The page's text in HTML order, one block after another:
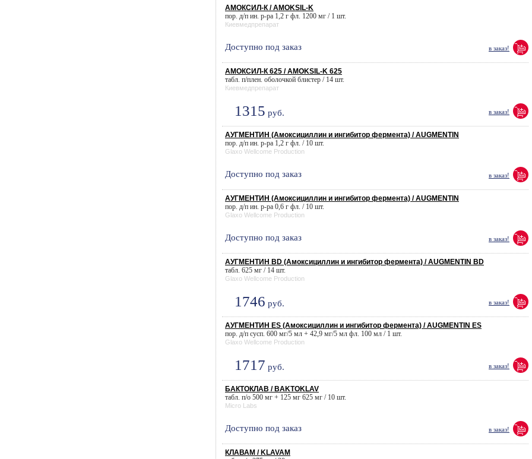
АМОКСИЛ-К / AMOKSIL-K
пор. д/п ин. р-ра 1,2 г фл. 1200 мг / 1 шт.
Киевмедпрепарат
Доступно под заказ в заказ!
АМОКСИЛ-К 625 / AMOKSIL-K 625
табл. п/плен. оболочкой блистер / 14 шт.
Киевмедпрепарат
1315 руб. в заказ!
АУГМЕНТИН (Амоксициллин и ингибитор фермента) / AUGMENTIN
пор. д/п ин. р-ра 1,2 г фл. / 10 шт.
Glaxo Wellcome Production
Доступно под заказ в заказ!
АУГМЕНТИН (Амоксициллин и ингибитор фермента) / AUGMENTIN
пор. д/п ин. р-ра 0,6 г фл. / 10 шт.
Glaxo Wellcome Production
Доступно под заказ в заказ!
АУГМЕНТИН BD (Амоксициллин и ингибитор фермента) / AUGMENTIN BD
табл. 625 мг / 14 шт.
Glaxo Wellcome Production
1746 руб. в заказ!
АУГМЕНТИН ES (Амоксициллин и ингибитор фермента) / AUGMENTIN ES
пор. д/п сусп. 600 мг/5 мл + 42,9 мг/5 мл фл. 100 мл / 1 шт.
Glaxo Wellcome Production
1717 руб. в заказ!
БАКТОКЛАВ / BAKTOKLAV
табл. п/о 500 мг + 125 мг 625 мг / 10 шт.
Micro Labs
Доступно под заказ в заказ!
КЛАВАМ / KLAVAM